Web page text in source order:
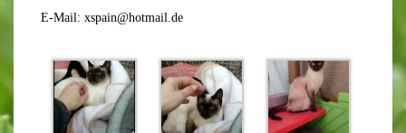
E-Mail: xspain@hotmail.de